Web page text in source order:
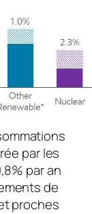
par les
par an
de
proches